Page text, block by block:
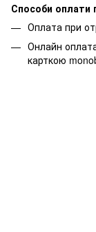
Способи оплати
Оплата при
Онлайн
карткою